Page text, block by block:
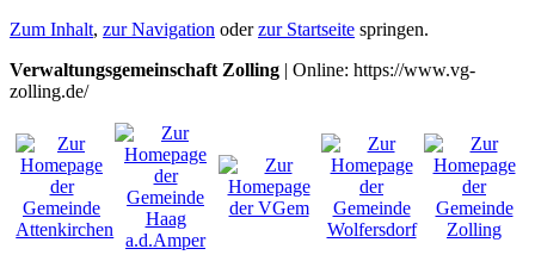
Zum Inhalt, zur Navigation oderzur Startseite springen.
Verwaltungsgemeinschaft Zolling | Online: https://www.vg-
zolling.de/